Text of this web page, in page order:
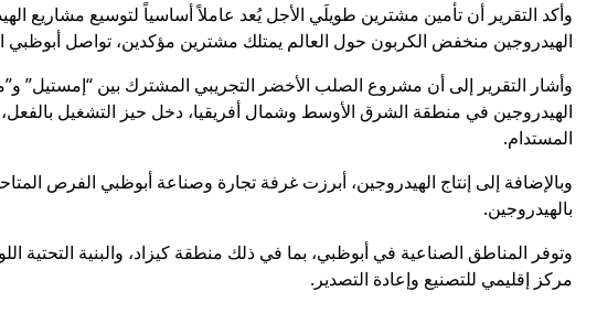
وأكد التقرير أن تأمين مشترين طويلَي الأجل يُعد عاملاً أساسياً لتوسيع مشاريع
الهيدروجين منخفض الكربون حول العالم يمتلك مشترين مؤكدين، تواصل أبوظبي
وأشار التقرير إلى أن مشروع الصلب الأخضر التجريبي المشترك بين “إمستيل”
الهيدروجين في منطقة الشرق الأوسط وشمال أفريقيا، دخل حيز التشغيل بالفعل،
المستدام.
وبالإضافة إلى إنتاج الهيدروجين، أبرزت غرفة تجارة وصناعة أبوظبي الفرص
بالهيدروجين.
وتوفر المناطق الصناعية في أبوظبي، بما في ذلك منطقة كيزاد، والبنية التحتية
مركز إقليمي للتصنيع وإعادة التصدير.